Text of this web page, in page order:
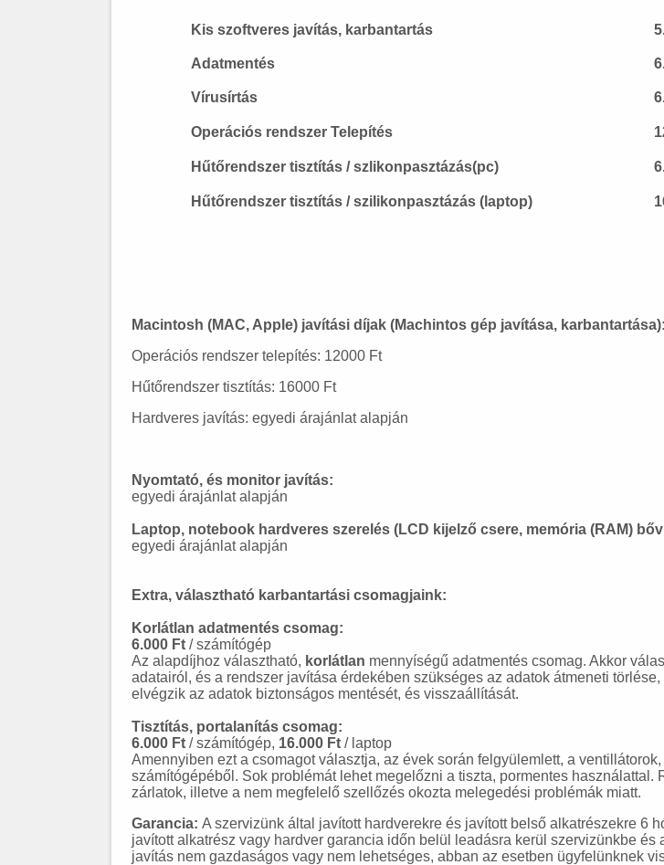
Kis szoftveres javítás, karbantartás
Adatmentés
Vírusírtás
Operációs rendszer Telepítés
Hűtőrendszer tisztítás / szlikonpasztázás(pc)
Hűtőrendszer tisztítás / szilikonpasztázás (laptop)
Macintosh (MAC, Apple) javítási díjak (Machintos gép javítása, karbantartása):
Operációs rendszer telepítés: 12000 Ft
Hűtőrendszer tisztítás: 16000 Ft
Hardveres javítás: egyedi árajánlat alapján
Nyomtató, és monitor javítás:
egyedi árajánlat alapján
Laptop, notebook hardveres szerelés (LCD kijelző csere, memória (RAM)
egyedi árajánlat alapján
Extra, választható karbantartási csomagjaink:
Korlátlan adatmentés csomag:
6.000 Ft / számítógép
Az alapdíjhoz választható, korlátlan mennyíségű adatmentés csomag. Akkor
adatairól, és a rendszer javítása érdekében szükséges az adatok átmeneti
elvégzik az adatok biztonságos mentését, és visszaállítását.
Tisztítás, portalanítás csomag:
6.000 Ft / számítógép, 16.000 Ft / laptop
Amennyiben ezt a csomagot választja, az évek során felgyülemlett, a
számítógépéből. Sok problémát lehet megelőzni a tiszta, pormentes
zárlatok, illetve a nem megfelelő szellőzés okozta melegedési problémák miatt.
Garancia: A szervizünk által javított hardverekre és javított belső alkatrészekre 6
javított alkatrész vagy hardver garancia időn belül leadásra kerül szervizünkbe
javítás nem gazdaságos vagy nem lehetséges, abban az esetben ügyfelünknek